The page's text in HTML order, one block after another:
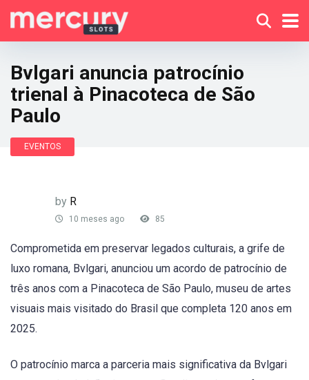
Bvlgari anuncia patrocínio
trienal à Pinacoteca de São
Paulo
EVENTOS
by R
10 meses ago 85
Comprometida em preservar legados culturais, a grife de
luxo romana, Bvlgari, anunciou um acordo de patrocínio de
três anos com a Pinacoteca de São Paulo, museu de artes
visuais mais visitado do Brasil que completa 120 anos em
2025.
O patrocínio marca a parceria mais significativa da Bvlgari